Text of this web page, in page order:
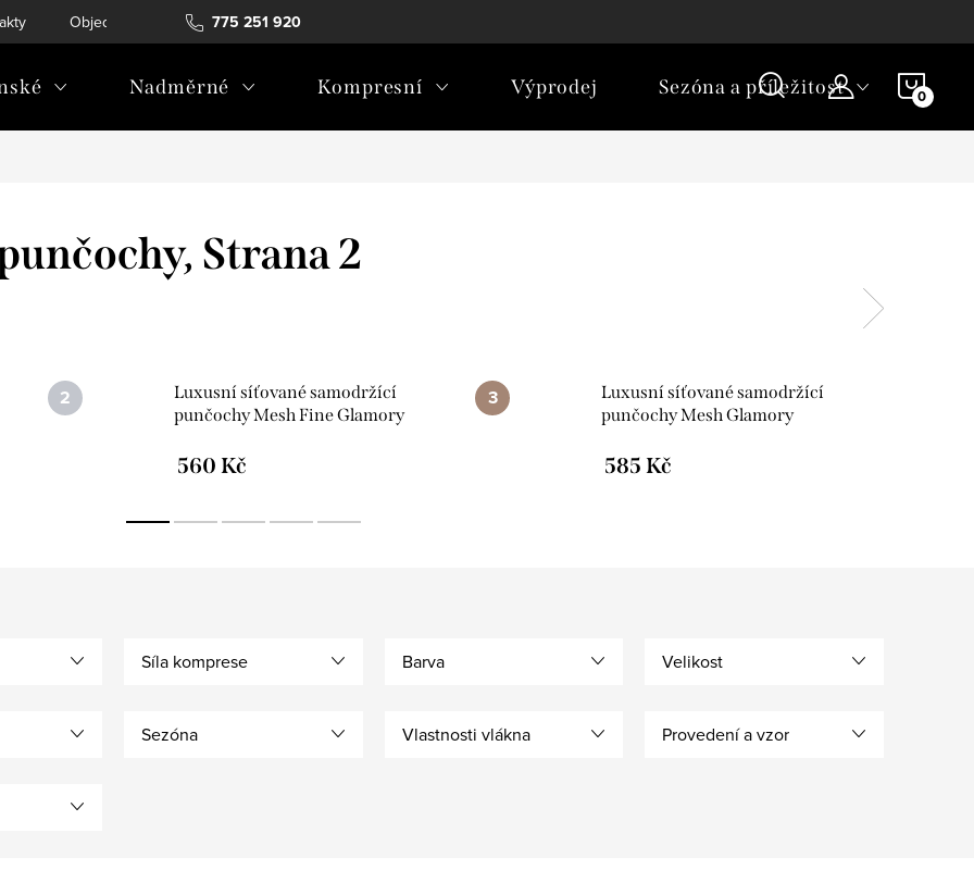
775 251 920
Objednávka a vrácení
Nadměrné Kompresní Výprodej Sezóna a příležitost
, Strana 2
Luxusní síťované samodržící
punčochy Mesh Fine Glamory
560 Kč
Luxusní síťované samodržící
punčochy Mesh Glamory
585 Kč
Síla komprese Barva Velikost
Sezóna Vlastnosti vlákna Provedení a vzor